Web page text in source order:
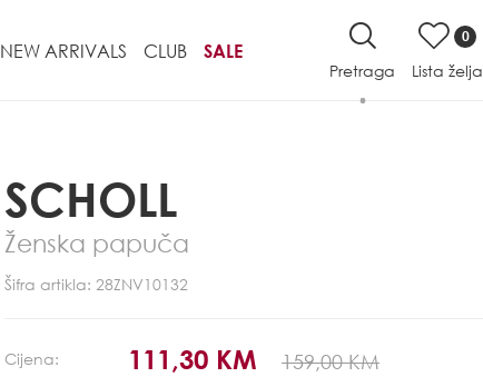
NEW ARRIVALS CLUB SALE
Pretraga
0
Lista želja
SCHOLL
Ženska papuča
Šifra artikla: 28ZNV10132
Cijena: 111,30 KM 159,00 KM